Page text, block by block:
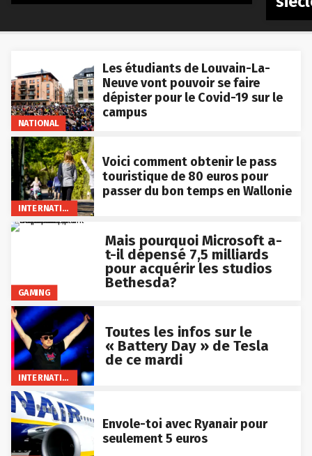
NATIONAL
Les étudiants de Louvain-La-
Neuve vont pouvoir se faire
dépister pour le Covid-19 sur le
campus
INTERNATIONAL
Voici comment obtenir le pass
touristique de 80 euros pour
passer du bon temps en Wallonie
GAMING
Mais pourquoi Microsoft a-
t-il dépensé 7,5 milliards
pour acquérir les studios
Bethesda?
INTERNATIONAL
Toutes les infos sur le
« Battery Day » de Tesla
de ce mardi
Envole-toi avec Ryanair pour
seulement 5 euros